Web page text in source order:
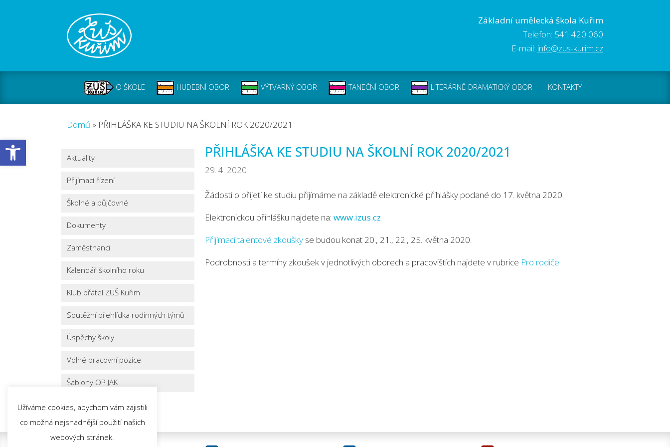
Open toolbar
Základní umělecká škola Kuřim
Telefon: 541 420 060
E-mail: info@zus-kurim.cz
O ŠKOLE HUDEBNÍ OBOR VÝTVARNÝ OBOR TANEČNÍ OBOR LITERÁRNĚ-DRAMATICKÝ OBOR KONTAKTY
Domů » PŘIHLÁŠKA KE STUDIU NA ŠKOLNÍ ROK 2020/2021
Aktuality
Přijímací řízení
Školné a půjčovné
Dokumenty
Zaměstnanci
Kalendář školního roku
Klub přátel ZUŠ Kuřim
Soutěžní přehlídka rodinných týmů
Úspěchy školy
Volné pracovní pozice
Šablony OP JAK
PŘIHLÁŠKA KE STUDIU NA ŠKOLNÍ ROK 2020/2021
29. 4. 2020
Žádosti o přijetí ke studiu přijímáme na základě elektronické přihlášky podané do 17. května 2020.
Elektronickou přihlášku najdete na:www.izus.cz
Přijímací talentové zkoušky se budou konat 20., 21., 22., 25. května 2020.
Podrobnosti a termíny zkoušek v jednotlivých oborech a pracovištích najdete v rubrice Pro rodiče.
Užíváme cookies, abychom vám zajistili
co možná nejsnadnější použití našich
webových stránek.